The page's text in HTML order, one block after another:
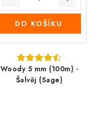
DO KOŠÍKU
Woody 5 mm (100m) -
Šalvěj (Sage)